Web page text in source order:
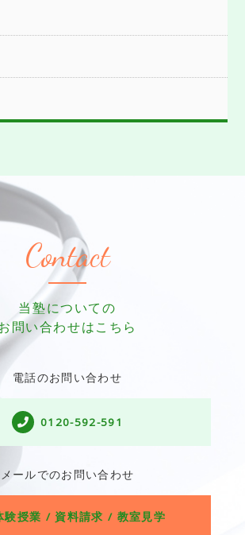
Contact
当塾についての
問い合わせはこちら
電話のお問い合わせ
0120-592-591
メールでのお問い合わせ
験授業 / 資料請求 / 教室見学